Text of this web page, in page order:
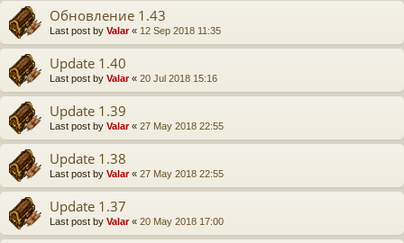
Обновление 1.43
Last post by Valar« 12 Sep 2018 11:35
Update 1.40
Last post by Valar« 20 Jul 2018 15:16
Update 1.39
Last post by Valar« 27 May 2018 22:55
Update 1.38
Last post by Valar« 27 May 2018 22:55
Update 1.37
Last post by Valar« 20 May 2018 17:00